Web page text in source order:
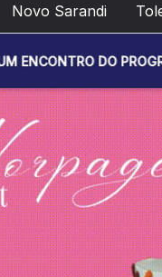
Novo Sarandi
DO PROGRAMA